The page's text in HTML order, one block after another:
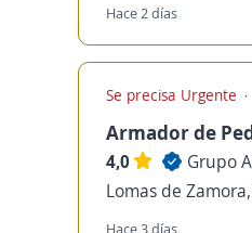
Hace 2 días
Se precisa Urgente
Armador de
4,0
Grupo
Lomas de
Hace 3 días